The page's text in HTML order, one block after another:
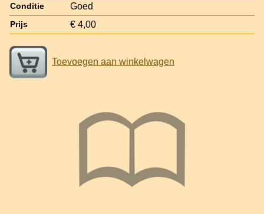
Conditie Goed
Prijs € 4,00
Toevoegen aan winkelwagen